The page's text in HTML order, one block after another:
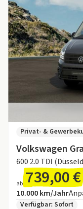
Volkswagen
600 2.0 TDI
Privat- &
ab 739,00 €
Angebotsdetails:
Inklusive
10.000 km/Jahr
Zusätzliche
Verfügbar: Sofort